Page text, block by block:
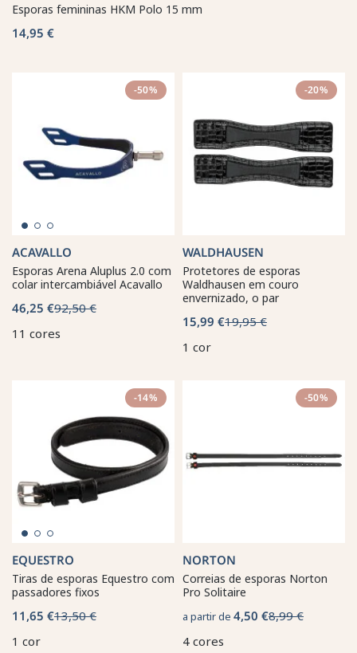
Esporas femininas HKM Polo 15 mm
14,95 €
-50%
ACAVALLO
Esporas Arena Aluplus 2.0 com
colar intercambiável Acavallo
46,25 €92,50 €
11 cores
-20%
WALDHAUSEN
Protetores de esporas
Waldhausen em couro
envernizado, o par
15,99 €19,95 €
1 cor
-14%
EQUESTRO
Tiras de esporas Equestro com
passadores fixos
11,65 €13,50 €
1 cor
-50%
NORTON
Correias de esporas Norton
Pro Solitaire
a partir de 4,50 €8,99 €
4 cores